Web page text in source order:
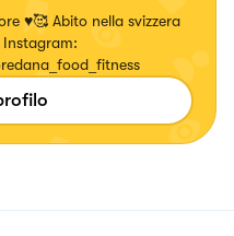
svizzera